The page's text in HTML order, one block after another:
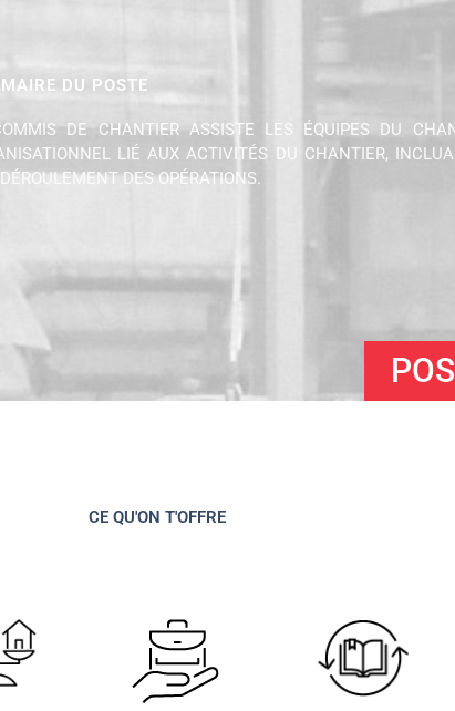
DU POSTE
DE CHANTIER ASSISTE LES ÉQUIPES DU
LIÉ AUX ACTIVITÉS DU CHANTIER,
DES OPÉRATIONS.
CE QU'ON T'OFFRE